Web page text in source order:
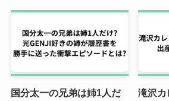
国分太一の兄弟は姉1人だ
滝沢カ